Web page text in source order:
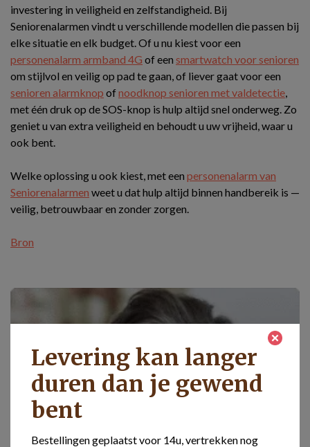
investering in veiligheid en zelfstandigheid. Bij
Seniorenalarmen vindt u verschillende modellen die passen bij
elke situatie en elk budget. Of u nu kiest voor een
personenalarm armband 4G of een smartwatch voor senioren
om stijlvol en veilig op pad te gaan, of liever gaat voor een
senioren alarmknop of noodknop senioren met valdetectie,
met één druk op de SOS-knop is hulp altijd snel onderweg. Zo
geniet u van extra veiligheid en behoudt u uw vrijheid, waar u
ook bent.
Welke oplossing u ook kiest, met een personenalarm van
Seniorenalarmen weet u dat hulp altijd binnen handbereik is —
veilig, betrouwbaar en zonder zorgen.
Bron
Levering kan langer
duren dan je gewend
bent
Bestellingen geplaatst voor 14u, vertrekken nog